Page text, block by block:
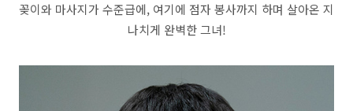
꽂이와 마사지가 수준급에, 여기에 점자 봉사까지 하며 살아온 지
나치게 완벽한 그녀!